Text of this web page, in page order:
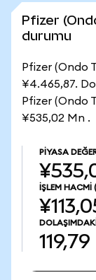
Pfizer
durumu
Pfizer (Ondo
¥4.465,87.
Pfizer (Ondo
¥535,02 Mn .
PIYASA
İŞLEM HACMI